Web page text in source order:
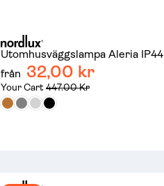
Utomhusväggslampa Aleria IP44
från 32,00 kr
Your Cart447.00 Kr